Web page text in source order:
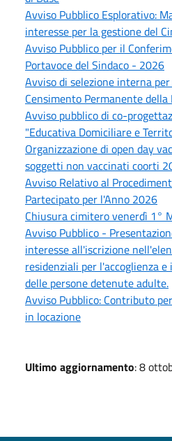
Avviso Pubblico Esplorativo:
interesse per la gestione del
Avviso Pubblico per il
Portavoce del Sindaco - 2026
Avviso di selezione interna
Censimento Permanente
Avviso pubblico di co-
"Educativa Domiciliare e
Organizzazione di open day
soggetti non vaccinati coorti
Avviso Relativo al
Partecipato per l'Anno 2026
Chiusura cimitero venerdì 1°
Avviso Pubblico -
interesse all'iscrizione
residenziali per l'accoglienza
delle persone detenute adulte.
Avviso Pubblico: Contributo
in locazione
Ultimo aggiornamento: 8